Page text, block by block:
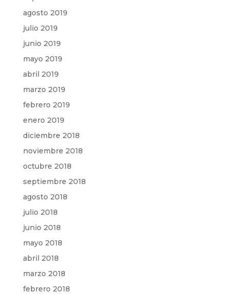
agosto 2019
julio 2019
junio 2019
mayo 2019
abril 2019
marzo 2019
febrero 2019
enero 2019
diciembre 2018
noviembre 2018
octubre 2018
septiembre 2018
agosto 2018
julio 2018
junio 2018
mayo 2018
abril 2018
marzo 2018
febrero 2018